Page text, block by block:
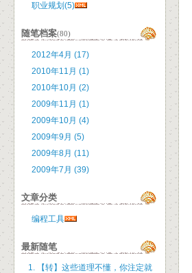
职业规划(5)
随笔档案(80)
2012年4月 (17)
2010年11月 (1)
2010年10月 (2)
2009年11月 (1)
2009年10月 (4)
2009年9月 (5)
2009年8月 (11)
2009年7月 (39)
文章分类
编程工具
最新随笔
1. 【转】这些道理不懂，你注定就